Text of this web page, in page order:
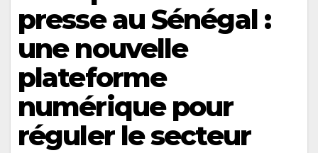
presse au Sénégal :
une nouvelle
plateforme
numérique pour
réguler le secteur